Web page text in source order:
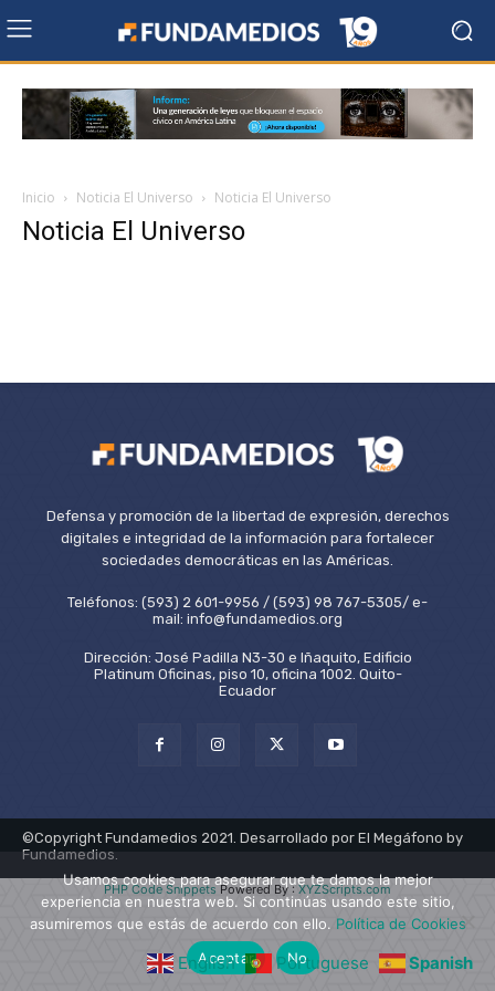
Inicio Noticia El Universo Noticia El Universo
Noticia El Universo
Defensa y promoción de la libertad de expresión, derechos
digitales e integridad de la información para fortalecer
sociedades democráticas en las Américas.
Teléfonos: (593) 2 601-9956 / (593) 98 767-5305/ e-
mail: info@fundamedios.org
Dirección: José Padilla N3-30 e Iñaquito, Edificio
Platinum Oficinas, piso 10, oficina 1002. Quito-
Ecuador
©Copyright Fundamedios 2021. Desarrollado por El Megáfono by
Fundamedios.
English Portuguese Spanish
PHP Code SnippetsPowered By :XYZScripts.com
Usamos cookies para asegurar que te damos la mejor
experiencia en nuestra web. Si continúas usando este sitio,
asumiremos que estás de acuerdo con ello. Política de Cookies
Aceptar
No